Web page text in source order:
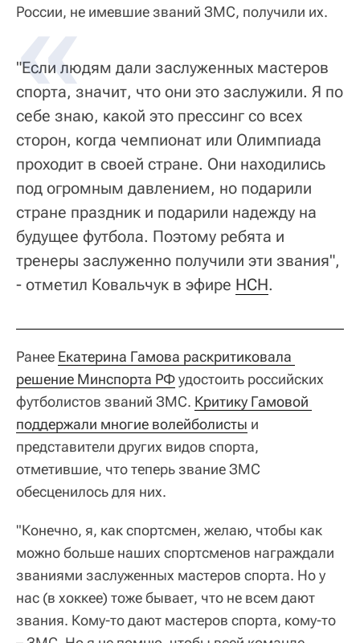
России, не имевшие званий ЗМС, получили их.
"Если людям дали заслуженных мастеров
спорта, значит, что они это заслужили. Я по
себе знаю, какой это прессинг со всех
сторон, когда чемпионат или Олимпиада
проходит в своей стране. Они находились
под огромным давлением, но подарили
стране праздник и подарили надежду на
будущее футбола. Поэтому ребята и
тренеры заслуженно получили эти звания",
- отметил Ковальчук в эфире НСН.
Ранее Екатерина Гамова раскритиковала
решение Минспорта РФудостоить российских
футболистов званий ЗМС. Критику Гамовой
поддержали многие волейболисты и
представители других видов спорта,
отметившие, что теперь звание ЗМС
обесценилось для них.
"Конечно, я, как спортсмен, желаю, чтобы как
можно больше наших спортсменов награждали
званиями заслуженных мастеров спорта. Но у
нас (в хоккее) тоже бывает, что не всем дают
звания. Кому-то дают мастеров спорта, кому-то